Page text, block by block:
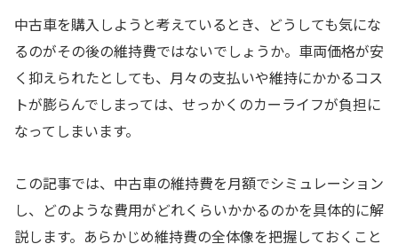
中古車を購入しようと考えているとき、どうしても気にな
るのがその後の維持費ではないでしょうか。車両価格が安
く抑えられたとしても、月々の支払いや維持にかかるコス
トが膨らんでしまっては、せっかくのカーライフが負担に
なってしまいます。
この記事では、中古車の維持費を月額でシミュレーション
し、どのような費用がどれくらいかかるのかを具体的に解
説します。あらかじめ維持費の全体像を把握しておくこと